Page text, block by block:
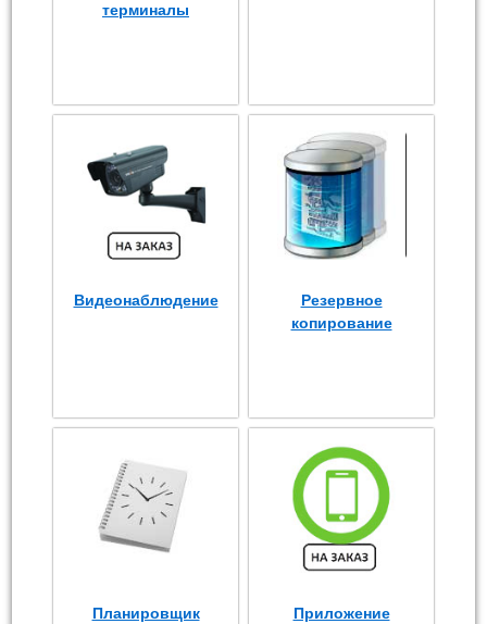
терминалы
Видеонаблюдение
Резервное
копирование
Планировщик
Приложение